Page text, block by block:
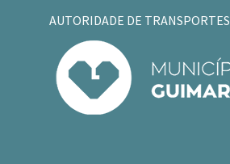
AUTORIDADE DE TRANSPORTES